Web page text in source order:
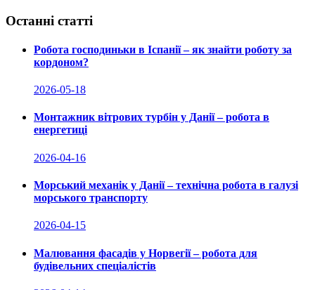
Останні статті
Робота господиньки в Іспанії – як знайти роботу за
кордоном?
2026-05-18
Монтажник вітрових турбін у Данії – робота в
енергетиці
2026-04-16
Морський механік у Данії – технічна робота в галузі
морського транспорту
2026-04-15
Малювання фасадів у Норвегії – робота для
будівельних спеціалістів